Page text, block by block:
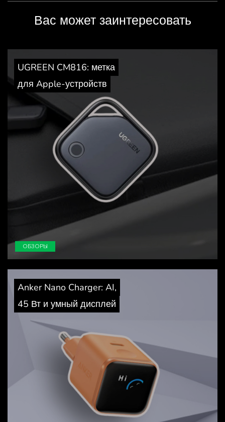
Вас может заинтересовать
UGREEN CM816: метка
для Apple-устройств
ОБЗОРЫ
Anker Nano Charger: AI,
45 Вт и умный дисплей